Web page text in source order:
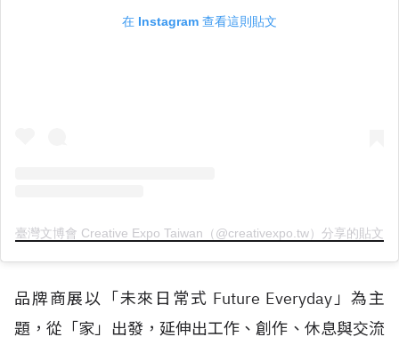
在 Instagram 查看這則貼文
臺灣文博會 Creative Expo Taiwan（@creativexpo.tw）分享的貼文
品牌商展以「未來日常式 Future Everyday」為主
題，從「家」出發，延伸出工作、創作、休息與交流